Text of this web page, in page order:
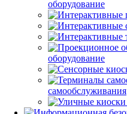
оборудование
оборудование
самообслуживания